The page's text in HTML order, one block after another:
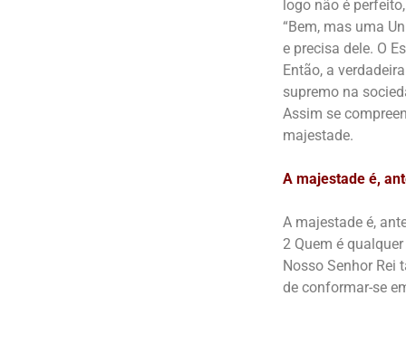
logo não é
“Bem, mas uma
e precisa dele. O
Então, a
supremo na
Assim se
majestade.
A majestade é,
A majestade é,
2 Quem é
Nosso Senhor Rei
de conformar-se